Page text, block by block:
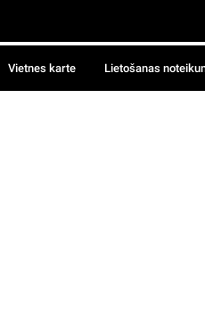
Vietnes karte Lietošanas